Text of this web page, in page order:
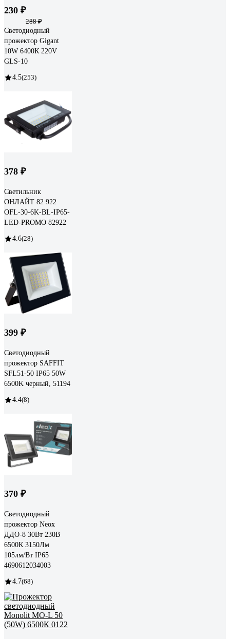
230 ₽
288 ₽
Светодиодный
прожектор Gigant
10W 6400К 220V
GLS-10
4.5(253)
378 ₽
Светильник
ОНЛАЙТ 82 922
OFL-30-6K-BL-IP65-
LED-PROMO 82922
4.6(28)
399 ₽
Светодиодный
прожектор SAFFIT
SFL51-50 IP65 50W
6500K черный, 51194
4.4(8)
370 ₽
Светодиодный
прожектор Neox
ДДО-8 30Вт 230В
6500К 3150Лм
105лм/Вт IP65
4690612034003
4.7(68)